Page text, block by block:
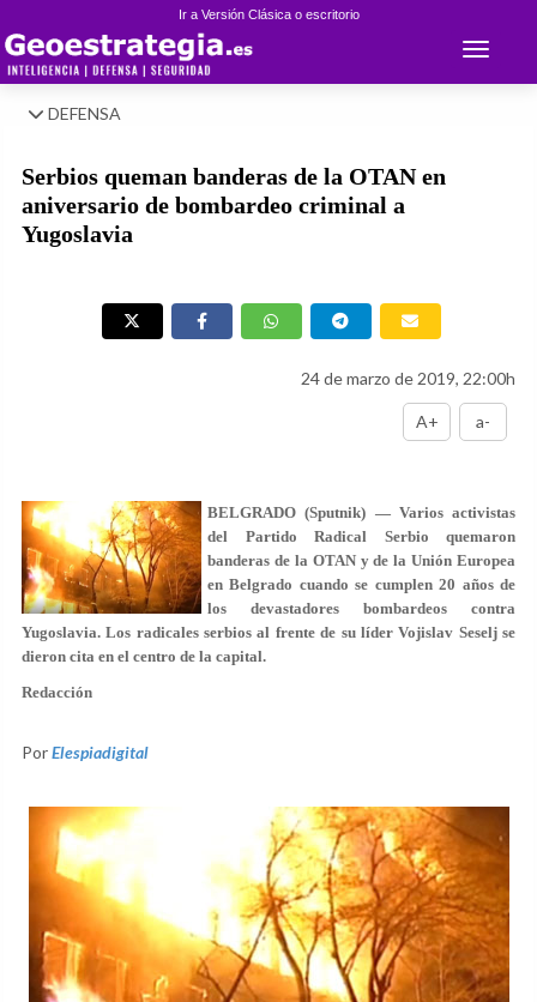
Ir a Versión Clásica o escritorio
Toggle
DEFENSA
Serbios queman banderas de la OTAN en
aniversario de bombardeo criminal a
Yugoslavia
24 de marzo de 2019, 22:00h
A+ a-
BELGRADO (Sputnik) — Varios activistas
del Partido Radical Serbio quemaron
banderas de la OTAN y de la Unión Europea
en Belgrado cuando se cumplen 20 años de
los devastadores bombardeos contra
Yugoslavia. Los radicales serbios al frente de su líder Vojislav Seselj se
dieron cita en el centro de la capital.
Redacción
PorElespiadigital